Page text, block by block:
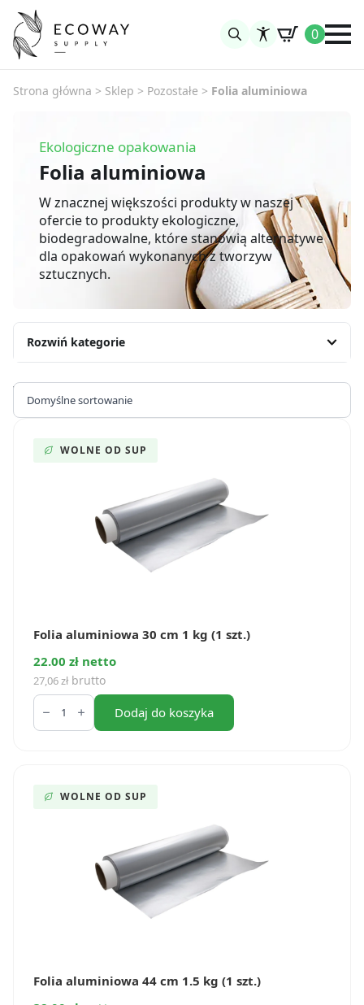
0
Strona główna > Sklep > Pozostałe > Folia aluminiowa
Ekologiczne opakowania
Folia aluminiowa
W znacznej większości produkty w naszej
ofercie to produkty ekologiczne,
biodegradowalne, które stanowią alternatywe
dla opakowań wykonanych z tworzyw
sztucznych.
Rozwiń kategorie
Wyświetlanie wszystkich wyników: 2
WOLNE OD SUP
Folia aluminiowa 30 cm 1 kg (1 szt.)
22.00 zł netto
27,06zł brutto
ilość
Folia
aluminiowa
szt.)
Dodaj do koszyka
WOLNE OD SUP
Folia aluminiowa 44 cm 1.5 kg (1 szt.)